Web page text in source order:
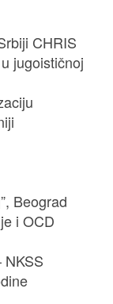
CHRIS
jugoističnoj
Beograd
i OCD
NKSS